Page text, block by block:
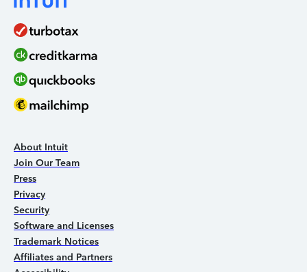
About Intuit
Join Our Team
Press
Privacy
Security
Software and Licenses
Trademark Notices
Affiliates and Partners